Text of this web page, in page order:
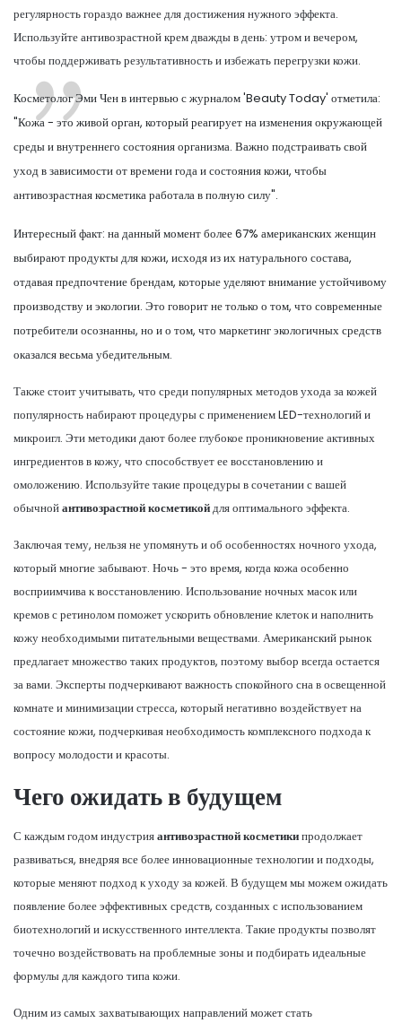
регулярность гораздо важнее для достижения нужного эффекта.
Используйте антивозрастной крем дважды в день: утром и вечером,
чтобы поддерживать результативность и избежать перегрузки кожи.
Косметолог Эми Чен в интервью с журналом 'Beauty Today' отметила:
"Кожа - это живой орган, который реагирует на изменения окружающей
среды и внутреннего состояния организма. Важно подстраивать свой
уход в зависимости от времени года и состояния кожи, чтобы
антивозрастная косметика работала в полную силу".
Интересный факт: на данный момент более 67% американских женщин
выбирают продукты для кожи, исходя из их натурального состава,
отдавая предпочтение брендам, которые уделяют внимание устойчивому
производству и экологии. Это говорит не только о том, что современные
потребители осознанны, но и о том, что маркетинг экологичных средств
оказался весьма убедительным.
Также стоит учитывать, что среди популярных методов ухода за кожей
популярность набирают процедуры с применением LED-технологий и
микроигл. Эти методики дают более глубокое проникновение активных
ингредиентов в кожу, что способствует ее восстановлению и
омоложению. Используйте такие процедуры в сочетании с вашей
обычнойантивозрастной косметикойдля оптимального эффекта.
Заключая тему, нельзя не упомянуть и об особенностях ночного ухода,
который многие забывают. Ночь - это время, когда кожа особенно
восприимчива к восстановлению. Использование ночных масок или
кремов с ретинолом поможет ускорить обновление клеток и наполнить
кожу необходимыми питательными веществами. Американский рынок
предлагает множество таких продуктов, поэтому выбор всегда остается
за вами. Эксперты подчеркивают важность спокойного сна в освещенной
комнате и минимизации стресса, который негативно воздействует на
состояние кожи, подчеркивая необходимость комплексного подхода к
вопросу молодости и красоты.
Чего ожидать в будущем
С каждым годом индустрияантивозрастной косметикипродолжает
развиваться, внедряя все более инновационные технологии и подходы,
которые меняют подход к уходу за кожей. В будущем мы можем ожидать
появление более эффективных средств, созданных с использованием
биотехнологий и искусственного интеллекта. Такие продукты позволят
точечно воздействовать на проблемные зоны и подбирать идеальные
формулы для каждого типа кожи.
Одним из самых захватывающих направлений может стать